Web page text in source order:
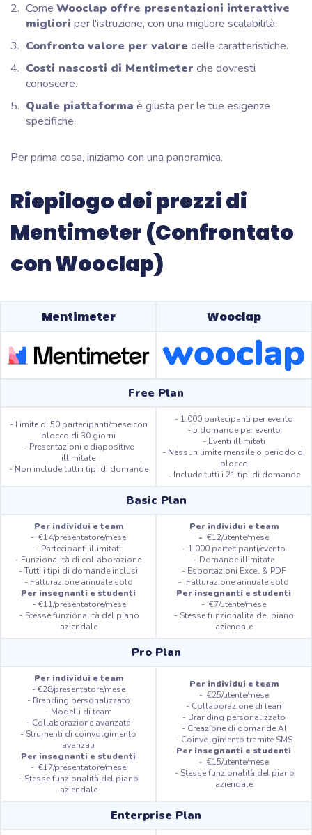
Come Wooclap offre presentazioni interattive
migliori per l'istruzione, con una migliore scalabilità.
Confronto valore per valore delle caratteristiche.
Costi nascosti di Mentimeter che dovresti
conoscere.
Quale piattaforma è giusta per le tue esigenze
specifiche.
Per prima cosa, iniziamo con una panoramica.
Riepilogo dei prezzi di
Mentimeter (Confrontato
con Wooclap)
Mentimeter Wooclap
Free Plan
- Limite di 50 partecipanti/mese con
blocco di 30 giorni
- Presentazioni e diapositive
illimitate
- Non include tutti i tipi di domande
- 1.000 partecipanti per evento
- 5 domande per evento
- Eventi illimitati
- Nessun limite mensile o periodo di
blocco
- Include tutti i 21 tipi di domande
Basic Plan
Per individui e team
- €14/presentatore/mese
- Partecipanti illimitati
- Funzionalità di collaborazione
- Tutti i tipi di domande inclusi
- Fatturazione annuale solo
Per insegnanti e studenti
- €11/presentatore/mese
- Stesse funzionalità del piano
aziendale
Per individui e team
- €12/utente/mese
- 1.000 partecipanti/evento
- Domande illimitate
- Esportazioni Excel & PDF
- Fatturazione annuale solo
Per insegnanti e studenti
- €7/utente/mese
- Stesse funzionalità del piano
aziendale
Pro Plan
Per individui e team
- €28/presentatore/mese
- Branding personalizzato
- Modelli di team
- Collaborazione avanzata
- Strumenti di coinvolgimento
avanzati
Per insegnanti e studenti
- €17/presentatore/mese
- Stesse funzionalità del piano
aziendale
Per individui e team
- €25/utente/mese
- Collaborazione di team
- Branding personalizzato
- Creazione di domande AI
- Coinvolgimento tramite SMS
Per insegnanti e studenti
- €15/utente/mese
- Stesse funzionalità del piano
aziendale
Enterprise Plan